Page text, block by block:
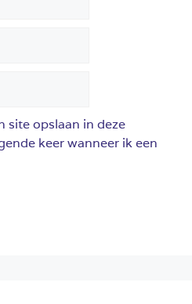
site opslaan in deze
keer wanneer ik een